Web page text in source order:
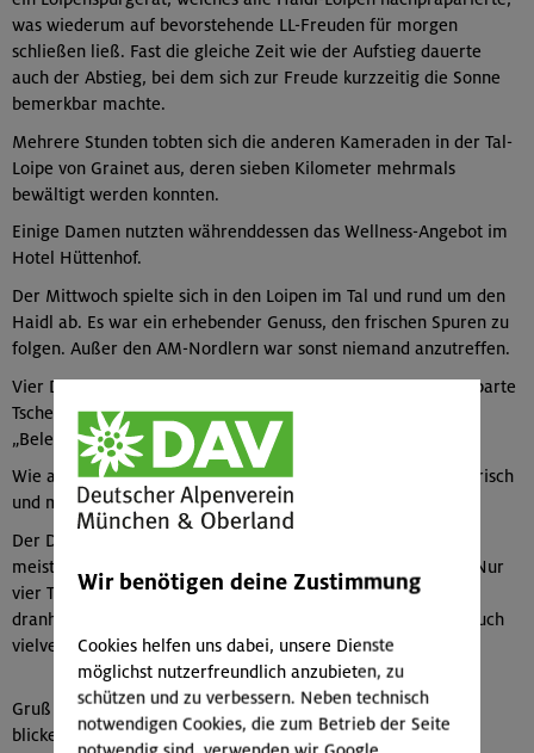
was wiederum auf bevorstehende LL-Freuden für morgen
schließen ließ. Fast die gleiche Zeit wie der Aufstieg dauerte
auch der Abstieg, bei dem sich zur Freude kurzzeitig die Sonne
bemerkbar machte.
Mehrere Stunden tobten sich die anderen Kameraden in der Tal-
Loipe von Grainet aus, deren sieben Kilometer mehrmals
bewältigt werden konnten.
Einige Damen nutzten währenddessen das Wellness-Angebot im
Hotel Hüttenhof.
Der Mittwoch spielte sich in den Loipen im Tal und rund um den
Haidl ab. Es war ein erhebender Genuss, den frischen Spuren zu
folgen. Außer den AM-Nordlern war sonst niemand anzutreffen.
Vier Damen wagten eine Fahrt über Philippsreut ins benachbarte
Tschechien in die Stadt Prachatice, während die restliche
„Belegschaft" den Badebereich nutzte.
Wie auch gestern fanden sich zum viergängigen Menü alle frisch
und munter um 18:00 Uhr an der gemeinsamen Tafel ein.
Der Donnerstag war bereits wieder der Abschiedstag. Die
meisten Teilnehmer traten gegen Mittag die Heimreise an. Nur
vier Teilnehmer hatten soviel Spaß, dass sie noch einen Tag
dranhängten. Der Morgen zeigte sich mit Sonnenschein ja auch
vielversprechend.
Gruß und Berg Heil und lasst Euch am 6. Juni auch wieder
blicken,
Wir benötigen deine Zustimmung
Cookies helfen uns dabei, unsere Dienste
möglichst nutzerfreundlich anzubieten, zu
schützen und zu verbessern. Neben technisch
notwendigen Cookies, die zum Betrieb der Seite